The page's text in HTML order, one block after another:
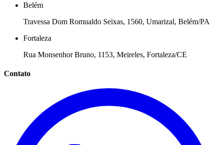
Belém
Travessa Dom Romualdo Seixas, 1560, Umarizal, Belém/PA
Fortaleza
Rua Monsenhor Bruno, 1153, Meireles, Fortaleza/CE
Contato